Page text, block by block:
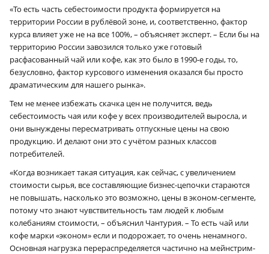
«То есть часть себестоимости продукта формируется на
территории России в рублёвой зоне, и, соответственно, фактор
курса влияет уже не на все 100%, – объясняет эксперт. – Если бы на
территорию России завозился только уже готовый
расфасованный чай или кофе, как это было в 1990‑е годы, то,
безусловно, фактор курсового изменения оказался бы просто
драматическим для нашего рынка».
Тем не менее избежать скачка цен не получится, ведь
себестоимость чая или кофе у всех производителей выросла, и
они вынуждены пересматривать отпускные цены на свою
продукцию. И делают они это с учётом разных классов
потребителей.
«Когда возникает такая ситуация, как сейчас, с увеличением
стоимости сырья, все составляющие бизнес-цепочки стараются
не повышать, насколько это возможно, цены в эконом-сегменте,
потому что знают чувствительность там людей к любым
колебаниям стоимости, – объяснил Чантурия. – То есть чай или
кофе марки «эконом» если и подорожает, то очень ненамного.
Основная нагрузка перераспределяется частично на мейнстрим-